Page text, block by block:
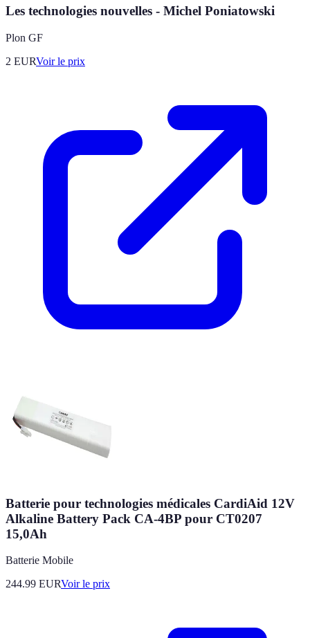
Les technologies nouvelles - Michel Poniatowski
Plon GF
2 EURVoir le prix
Batterie pour technologies médicales CardiAid 12V
Alkaline Battery Pack CA-4BP pour CT0207
15,0Ah
Batterie Mobile
244.99 EURVoir le prix